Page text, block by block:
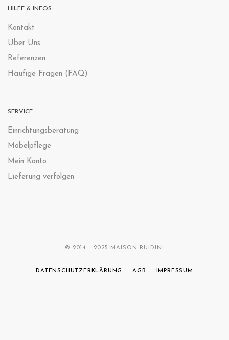
HILFE & INFOS
Kontakt
Über Uns
Referenzen
Häufige Fragen (FAQ)
SERVICE
Einrichtungsberatung
Möbelpflege
Mein Konto
Lieferung verfolgen
© 2014 – 2025 MAISON RUIDINI
DATENSCHUTZERKLÄRUNG AGB IMPRESSUM